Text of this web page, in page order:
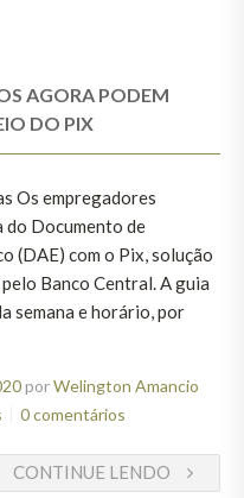
AGORA PODEM
DO PIX
Os empregadores
do Documento de
(DAE) com o Pix, solução
Banco Central. A guia
semana e horário, por
porWelington Amancio
0 comentários
CONTINUE LENDO